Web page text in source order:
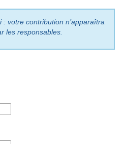
votre contribution n’apparaîtra
les responsables.